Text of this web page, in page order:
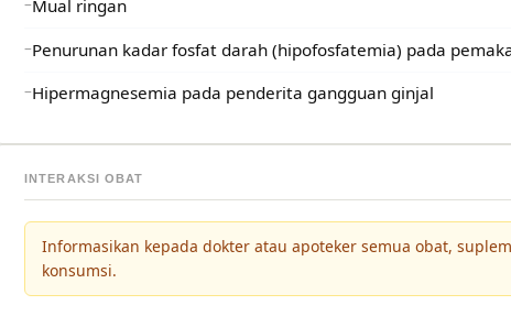
Mual ringan
Penurunan kadar fosfat darah (hipofosfatemia) pada
Hipermagnesemia pada penderita gangguan ginjal
INTERAKSI OBAT
Informasikan kepada dokter atau apoteker semua obat,
konsumsi.